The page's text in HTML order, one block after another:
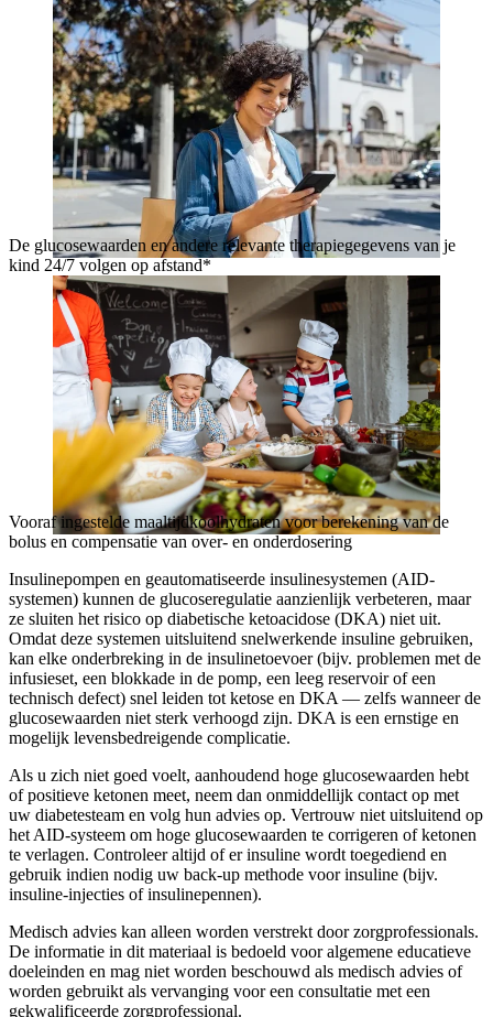
De glucosewaarden en andere relevante therapiegegevens van je
kind 24/7 volgen op afstand*
Vooraf ingestelde maaltijdkoolhydraten voor berekening van de
bolus en compensatie van over- en onderdosering
Insulinepompen en geautomatiseerde insulinesystemen (AID-
systemen) kunnen de glucoseregulatie aanzienlijk verbeteren, maar
ze sluiten het risico op diabetische ketoacidose (DKA) niet uit.
Omdat deze systemen uitsluitend snelwerkende insuline gebruiken,
kan elke onderbreking in de insulinetoevoer (bijv. problemen met de
infusieset, een blokkade in de pomp, een leeg reservoir of een
technisch defect) snel leiden tot ketose en DKA — zelfs wanneer de
glucosewaarden niet sterk verhoogd zijn. DKA is een ernstige en
mogelijk levensbedreigende complicatie.
Als u zich niet goed voelt, aanhoudend hoge glucosewaarden hebt
of positieve ketonen meet, neem dan onmiddellijk contact op met
uw diabetesteam en volg hun advies op. Vertrouw niet uitsluitend op
het AID-systeem om hoge glucosewaarden te corrigeren of ketonen
te verlagen. Controleer altijd of er insuline wordt toegediend en
gebruik indien nodig uw back-up methode voor insuline (bijv.
insuline-injecties of insulinepennen).
Medisch advies kan alleen worden verstrekt door zorgprofessionals.
De informatie in dit materiaal is bedoeld voor algemene educatieve
doeleinden en mag niet worden beschouwd als medisch advies of
worden gebruikt als vervanging voor een consultatie met een
gekwalificeerde zorgprofessional.